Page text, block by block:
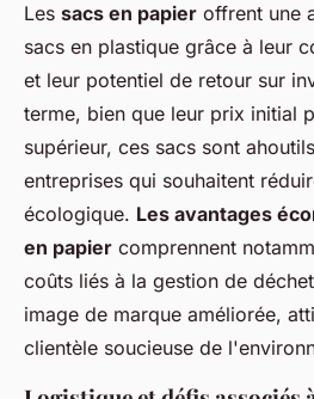
Les sacs en papier offrent une
sacs en plastique grâce à leur
et leur potentiel de retour sur
terme, bien que leur prix initial
supérieur, ces sacs sont
entreprises qui souhaitent
écologique. Les avantages
en papier comprennent
coûts liés à la gestion de
image de marque améliorée,
clientèle soucieuse de